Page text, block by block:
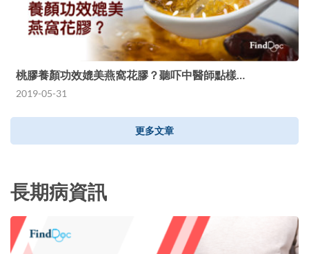
桃膠養顏功效媲美燕窩花膠？聽吓中醫師點樣…
2019-05-31
更多文章
長期病資訊